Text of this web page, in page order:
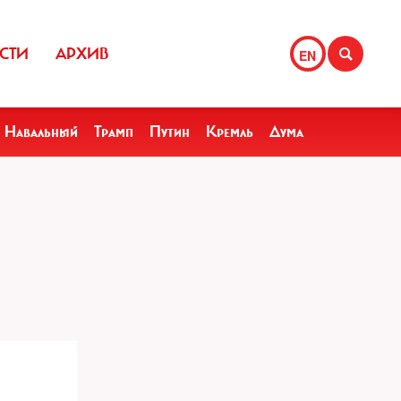
EN
АРХИВ
Навальный Трамп Путин Кремль Дума